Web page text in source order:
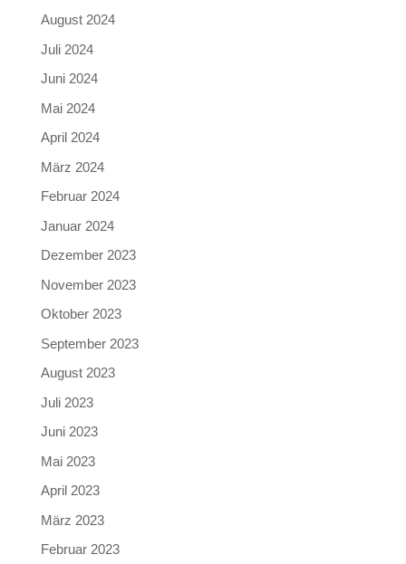
August 2024
Juli 2024
Juni 2024
Mai 2024
April 2024
März 2024
Februar 2024
Januar 2024
Dezember 2023
November 2023
Oktober 2023
September 2023
August 2023
Juli 2023
Juni 2023
Mai 2023
April 2023
März 2023
Februar 2023